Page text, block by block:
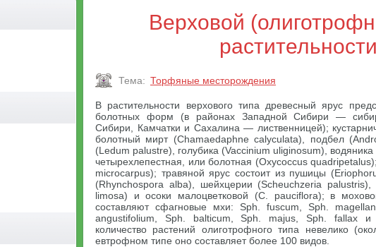
Верховой
растительности
Тема: Торфяные месторождения
В растительности верхового типа древесный ярус
болотных форм (в районах Западной Сибири —
Сибири, Камчатки и Сахалина — лиственницей);
болотный мирт (Chamaedaphne calyculata), подбел
(Ledum palustre), голубика (Vaccinium uliginosum),
четырехлепестная, или болотная (Oxycoccus
microcarpus); травяной ярус состоит из пушицы
(Rhynchospora alba), шейхцерии (Scheuchzeria palustris),
limosa) и осоки малоцветковой (С. pauciflora); в
составляют сфагновые мхи: Sph. fuscum, Sph.
angustifolium, Sph. balticum, Sph. majus, Sph. fallax
количество растений олиготрофного типа невелико
евтрофном типе оно составляет более 100 видов.